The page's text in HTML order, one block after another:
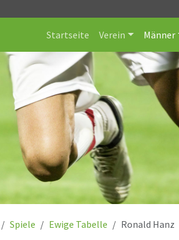
Startseite Verein Männer
Spiele Ewige Tabelle Ronald Hanz